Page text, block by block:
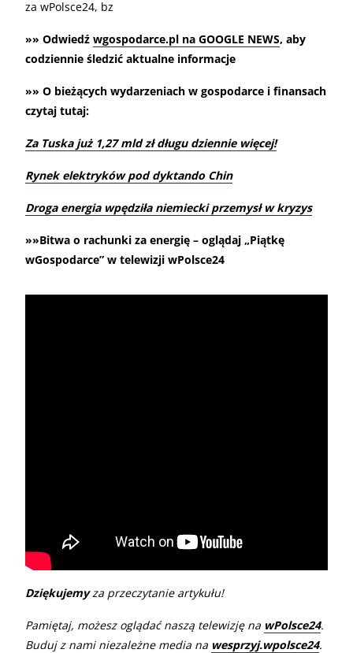
za wPolsce24, bz
»» Odwiedź wgospodarce.pl na GOOGLE NEWS, aby
codziennie śledzić aktualne informacje
»» O bieżących wydarzeniach w gospodarce i finansach
czytaj tutaj:
Za Tuska już 1,27 mld zł długu dziennie więcej!
Rynek elektryków pod dyktando Chin
Droga energia wpędziła niemiecki przemysł w kryzys
»»Bitwa o rachunki za energię – oglądaj „Piątkę
wGospodarce” w telewizji wPolsce24
Dziękujemyza przeczytanie artykułu!
Pamiętaj, możesz oglądać naszą telewizję na wPolsce24.
Buduj z nami niezależne media na wesprzyj.wpolsce24.